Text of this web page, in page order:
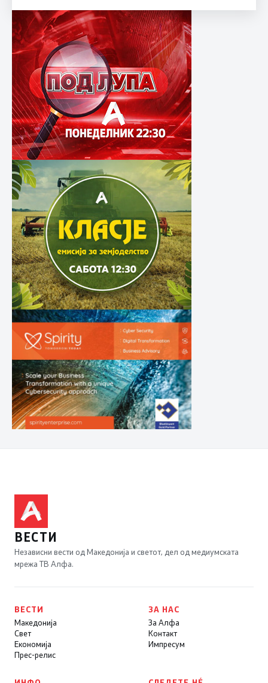
ВЕСТИ
Независни вести од Македонија и светот, дел од медиумската
мрежа ТВ Алфа.
ВЕСТИ
Македонија
Свет
Економија
Прес-релис
ЗА НАС
За Алфа
Контакт
Импресум